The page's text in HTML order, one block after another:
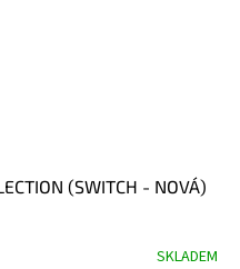
(SWITCH - NOVÁ)
SKLADEM